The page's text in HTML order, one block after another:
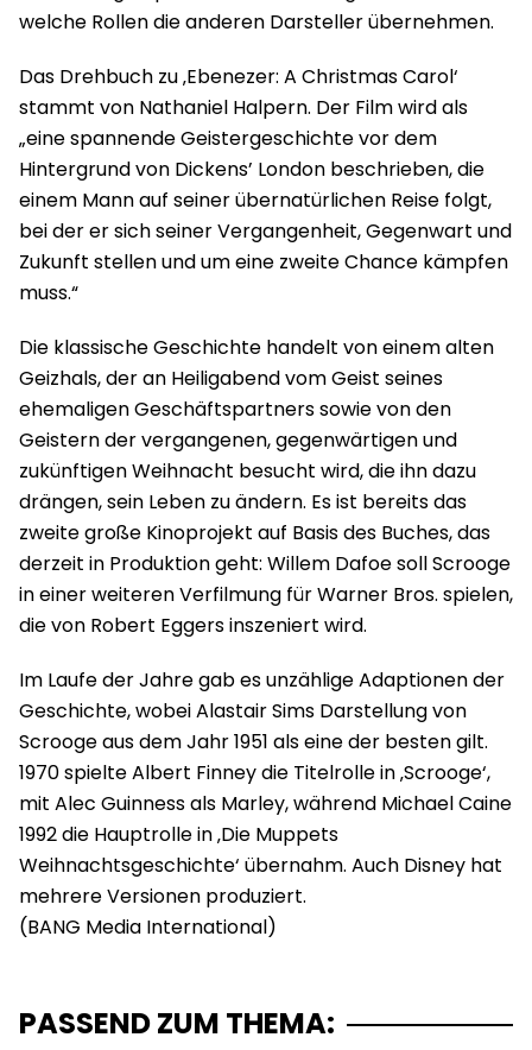
welche Rollen die anderen Darsteller übernehmen.
Das Drehbuch zu ‚Ebenezer: A Christmas Carol‘
stammt von Nathaniel Halpern. Der Film wird als
„eine spannende Geistergeschichte vor dem
Hintergrund von Dickens’ London beschrieben, die
einem Mann auf seiner übernatürlichen Reise folgt,
bei der er sich seiner Vergangenheit, Gegenwart und
Zukunft stellen und um eine zweite Chance kämpfen
muss.“
Die klassische Geschichte handelt von einem alten
Geizhals, der an Heiligabend vom Geist seines
ehemaligen Geschäftspartners sowie von den
Geistern der vergangenen, gegenwärtigen und
zukünftigen Weihnacht besucht wird, die ihn dazu
drängen, sein Leben zu ändern. Es ist bereits das
zweite große Kinoprojekt auf Basis des Buches, das
derzeit in Produktion geht: Willem Dafoe soll Scrooge
in einer weiteren Verfilmung für Warner Bros. spielen,
die von Robert Eggers inszeniert wird.
Im Laufe der Jahre gab es unzählige Adaptionen der
Geschichte, wobei Alastair Sims Darstellung von
Scrooge aus dem Jahr 1951 als eine der besten gilt.
1970 spielte Albert Finney die Titelrolle in ‚Scrooge‘,
mit Alec Guinness als Marley, während Michael Caine
1992 die Hauptrolle in ‚Die Muppets
Weihnachtsgeschichte‘ übernahm. Auch Disney hat
mehrere Versionen produziert.
PASSEND ZUM THEMA: